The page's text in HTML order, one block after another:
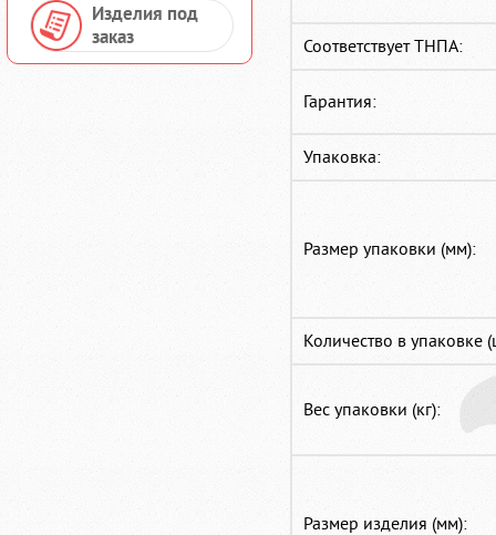
Изделия под
заказ
Соответствует ТНПА:
Гарантия:
Упаковка:
Размер упаковки (мм):
Количество в упаковке
Вес упаковки (кг):
Размер изделия (мм):